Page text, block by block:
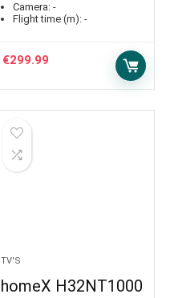
Camera: -
Flight time (m): -
€299.99
TV'S
homeX H32NT1000